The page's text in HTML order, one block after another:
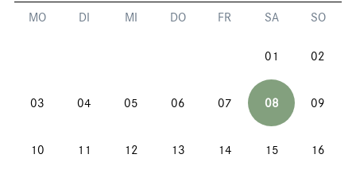
MO DI MI DO FR SA SO
01 02
03 04 05 06 07 08 09
10 11 12 13 14 15 16